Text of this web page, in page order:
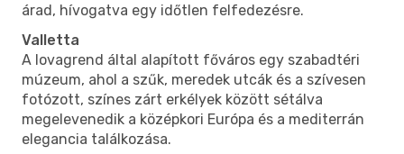
árad, hívogatva egy időtlen felfedezésre.
Valletta
A lovagrend által alapított főváros egy szabadtéri
múzeum, ahol a szűk, meredek utcák és a szívesen
fotózott, színes zárt erkélyek között sétálva
megelevenedik a középkori Európa és a mediterrán
elegancia találkozása.